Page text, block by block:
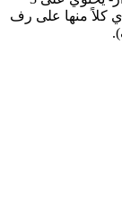
كلاً منها على رف